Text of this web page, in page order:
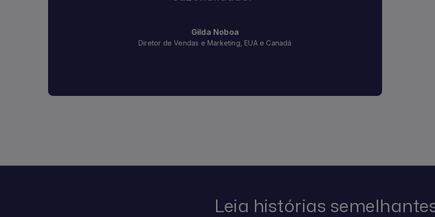
Gilda Noboa
Diretor de Vendas e Marketing, EUA e Canadá
Leia histórias